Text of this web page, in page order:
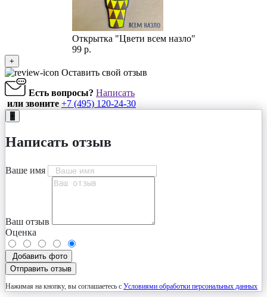
Открытка "Цвети всем назло"
99 р.
+
Оставить свой отзыв
Есть вопросы? Написать
или звоните +7 (495) 120-24-30
+
Написать отзыв
Ваше имя
Ваш отзыв
Оценка
Добавить фото
Отправить отзыв
Нажимая на кнопку, вы соглашаетесь с Условиями обработки персональных данных